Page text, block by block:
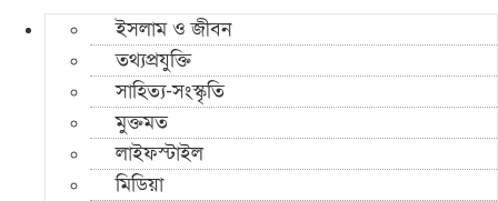
ইসলাম ও জীবন
তথ্যপ্রযুক্তি
সাহিত্য-সংস্কৃতি
মুক্তমত
লাইফস্টাইল
মিডিয়া